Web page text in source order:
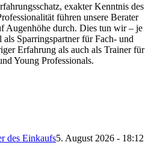
exakter Kenntnis des
führen unsere Berater
Augenhöhe durch. Dies tun wir – je
Sparringspartner für Fach- und
Erfahrung als auch als Trainer für
Young Professionals.
des Einkaufs5. August 2026 - 18:12